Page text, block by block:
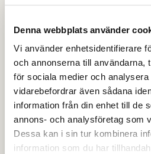
Denna webbplats använder
Vi använder enhetsidentifierare
och annonserna till användarna,
för sociala medier och
vidarebefordrar även sådana
information från din enhet till de
annons- och analysföretag som
Dessa kan i sin tur kombinera
information som du har
Säkerhet som princip
Kontakt, frågor eller mer
Dataskyddsförordningen
offentlighetsprincipen